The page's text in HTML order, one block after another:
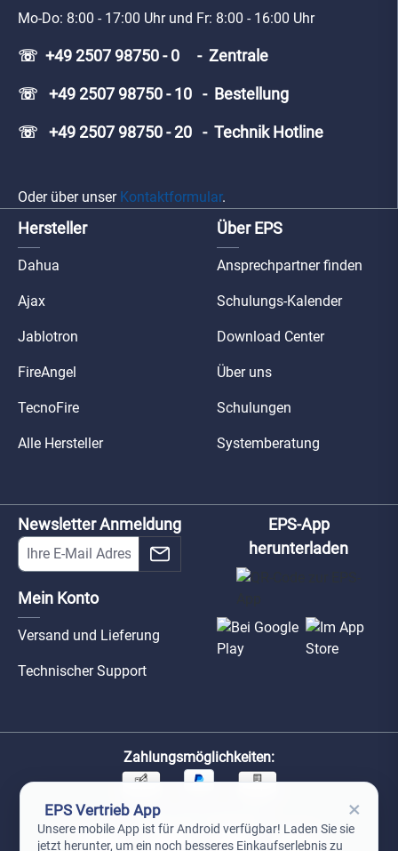
Mo-Do: 8:00 - 17:00 Uhr und Fr: 8:00 - 16:00 Uhr
☏ +49 2507 98750 - 0 - Zentrale
☏ +49 2507 98750 - 10 - Bestellung
☏ +49 2507 98750 - 20 - Technik Hotline
Oder über unser Kontaktformular.
Hersteller
Dahua
Ajax
Jablotron
FireAngel
TecnoFire
Alle Hersteller
Über EPS
Ansprechpartner finden
Schulungs-Kalender
Download Center
Über uns
Schulungen
Systemberatung
Newsletter Anmeldung
Mein Konto
Versand und Lieferung
Technischer Support
EPS-App
herunterladen
Zahlungsmöglichkeiten:
Unsere Versandpartner:
EPS Vertrieb App ×
Unsere mobile App ist für Android verfügbar! Laden Sie sie
jetzt herunter, um ein noch besseres Einkaufserlebnis zu